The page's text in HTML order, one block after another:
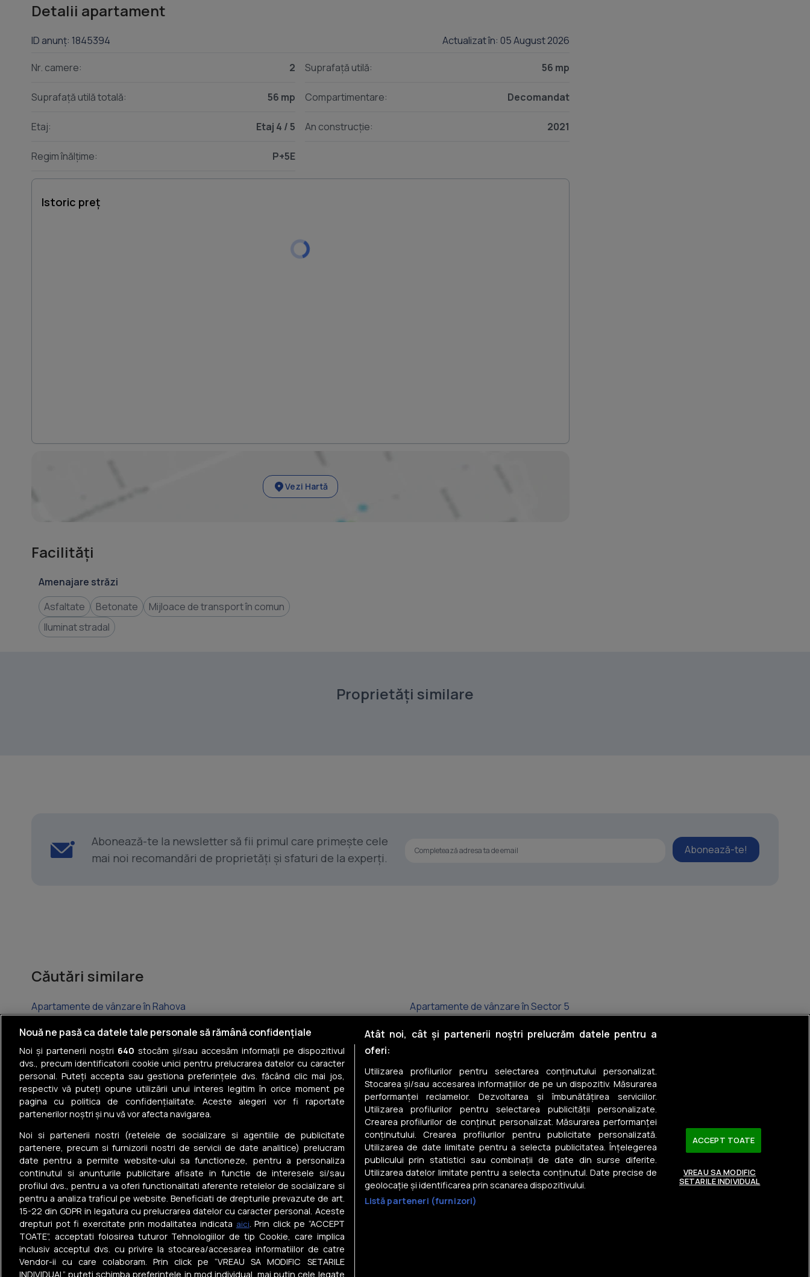
Detalii apartament
Actualizat în: 05 August 2026
ID anunț: 1845394
Nr. camere: 2 Suprafață utilă: 56 mp
Suprafață utilă totală: 56 mp Compartimentare: Decomandat
Etaj: Etaj 4 / 5 An construcție: 2021
Regim înălțime: P+5E
Istoric preț
Vezi Hartă
Facilități
Amenajare străzi
Asfaltate
Betonate
Mijloace de transport în comun
Iluminat stradal
Proprietăți similare
Abonează-te la newsletter să fii primul care primește cele
mai noi recomandări de proprietăți și sfaturi de la experți.
Abonează-te!
Căutări similare
Apartamente de vânzare în Rahova
Apartamente de vânzare în Sector 5
Apartamente de vânzare în 13 Septembrie
Apartamente de vânzare în Ghencea
Apartamente de vânzare în Sebastian
Apartamente de vânzare în Sălaj
Apartamente de vânzare în Cotroceni
Apartamente de vânzare în Pieptănari
Apartamente de vânzare în Măgurele
Apartamente de vânzare în Alexandriei
Apartamente de vânzare în Mărgeanului
Tel: +40 374 40 44 99
Iride Business Park, Bld. Dimitrie
Pompeiu 9-9A, Clădirea B2B, 020335,
sector 2, București, România
© Realmedia Network
2026
Politica de
confidențialitate
Termeni și
condiții
Statistici
vizitatori
Despre noi
Nouă ne pasă ca datele tale personale să rămână confidențiale
Noi și partenerii noștri 640 stocăm și/sau accesăm informații pe dispozitivul
dvs., precum identificatorii cookie unici pentru prelucrarea datelor cu caracter
personal. Puteți accepta sau gestiona preferințele dvs. făcând clic mai jos,
respectiv vă puteți opune utilizării unui interes legitim în orice moment pe
pagina cu politica de confidențialitate. Aceste alegeri vor fi raportate
partenerilor noștri și nu vă vor afecta navigarea.
Noi si partenerii nostri (retelele de socializare si agentiile de publicitate
partenere, precum si furnizorii nostri de servicii de date analitice) prelucram
date pentru a permite website-ului sa functioneze, pentru a personaliza
continutul si anunturile publicitare afisate in functie de interesele si/sau
profilul dvs., pentru a va oferi functionalitati aferente retelelor de socializare si
pentru a analiza traficul pe website. Beneficiati de drepturile prevazute de art.
15-22 din GDPR in legatura cu prelucrarea datelor cu caracter personal. Aceste
drepturi pot fi exercitate prin modalitatea indicata aici. Prin click pe “ACCEPT
TOATE”, acceptati folosirea tuturor Tehnologiilor de tip Cookie, care implica
inclusiv acceptul dvs. cu privire la stocarea/accesarea informatiilor de catre
Vendor-ii cu care colaboram. Prin click pe “VREAU SA MODIFIC SETARILE
INDIVIDUAL” puteti schimba preferintele in mod individual, mai putin cele legate
Atât noi, cât și partenerii noștri prelucrăm datele pentru a
oferi:
Utilizarea profilurilor pentru selectarea conținutului personalizat.
Stocarea și/sau accesarea informațiilor de pe un dispozitiv. Măsurarea
performanței reclamelor. Dezvoltarea și îmbunătățirea serviciilor.
Utilizarea profilurilor pentru selectarea publicității personalizate.
Crearea profilurilor de conținut personalizat. Măsurarea performanței
conținutului. Crearea profilurilor pentru publicitate personalizată.
Utilizarea de date limitate pentru a selecta publicitatea. Înțelegerea
publicului prin statistici sau combinații de date din surse diferite.
Utilizarea datelor limitate pentru a selecta conținutul. Date precise de
geolocație și identificarea prin scanarea dispozitivului.
Listă parteneri (furnizori)
ACCEPT TOATE
VREAU SA MODIFIC
SETARILE INDIVIDUAL